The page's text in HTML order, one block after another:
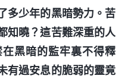
多少年的黑暗勢力。苦
知曉？這苦難深重的人
黑暗的監牢裏不得釋
有過安息的脆弱的靈竟